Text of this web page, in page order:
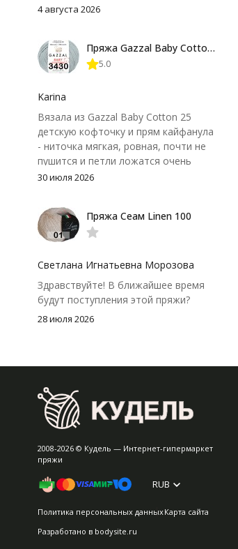
Петли хорошо видны, вяжется
нюанс - пряжа немного скользит и
иногда расслаивается, пришлось
крючок поудобнее.
4 августа 2026
Пряжа Gazzal Baby Cotton 25
5.0
Karina
Вязала из Gazzal Baby Cotton 25
детскую кофточку и прям кайфанула
- ниточка мягкая, ровная, почти не
пушится и петли ложатся очень
аккуратно. После стирки полотно
потеряло, цвет тоже не стал
тусклее. Единственный нюанс -
моточки маленькие, расход лучше
чуть-чуть не хватило))
30 июля 2026
Пряжа Сеам Linen 100
Светлана Игнатьевна Морозова
Здравствуйте! В ближайшее время
будут поступления этой пряжи?
28 июля 2026
2008-2026 © Кудель — Интернет-гипермаркет
пряжи
RUB
Политика персональных данныхКарта сайта
Разработано в bodysite.ru